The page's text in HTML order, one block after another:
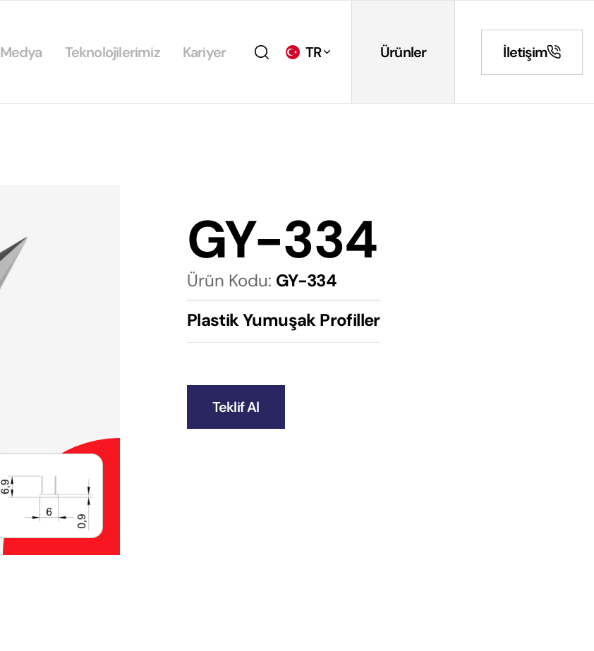
Medya Teknolojilerimiz Kariyer TR Ürünler İletişim
GY-334
Ürün Kodu: GY-334
Plastik Yumuşak Profiller
Teklif Al